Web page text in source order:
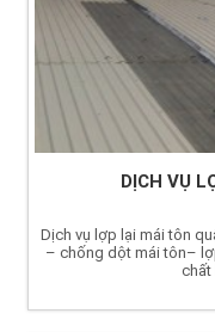
DỊCH VỤ
Dịch vụ lợp lại mái tôn
– chống dột mái tôn–
chất